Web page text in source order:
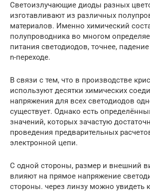
Светоизлучающие диоды разных
изготавливают из различных
материалов. Именно химический
полупроводника во многом
питания светодиодов, точнее,
n-переходе.
В связи с тем, что в производстве
используют десятки химических
напряжения для всех светодиодов
существует. Однако есть
значений, которых зачастую
проведения предварительных
электронной цепи.
С одной стороны, размер и внешний
влияют на прямое напряжение
стороны. через линзу можно увидеть